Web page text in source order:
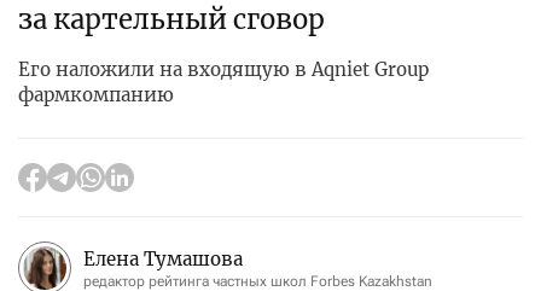
за картельный сговор
Его наложили на входящую в Aqniet Group
фармкомпанию
Елена Тумашова
редактор рейтинга частных школ Forbes Kazakhstan